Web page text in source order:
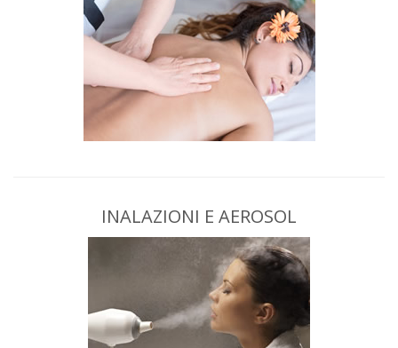
INALAZIONI E AEROSOL